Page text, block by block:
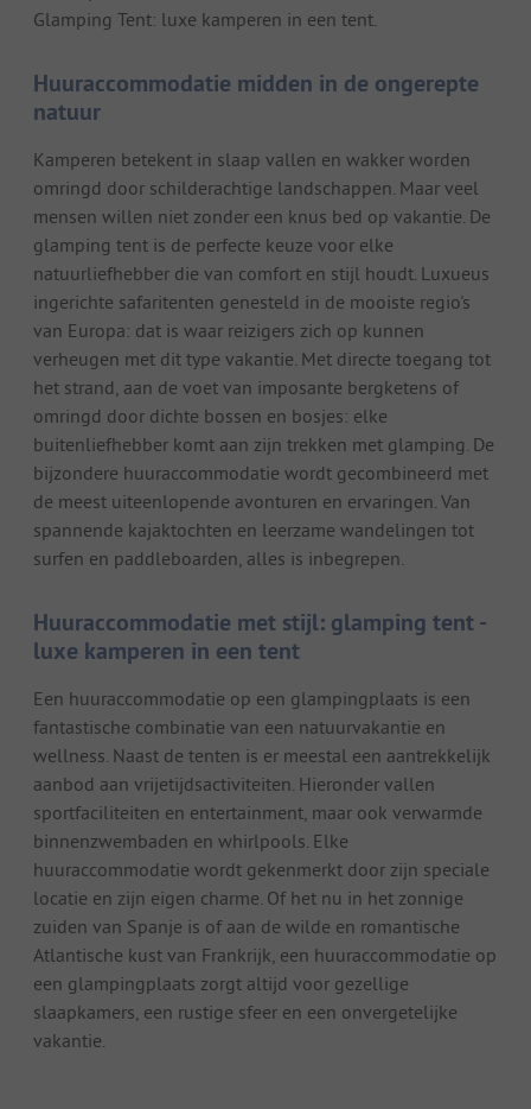
Glamping Tent: luxe kamperen in een tent.
Huuraccommodatie midden in de ongerepte
natuur
Kamperen betekent in slaap vallen en wakker worden
omringd door schilderachtige landschappen. Maar veel
mensen willen niet zonder een knus bed op vakantie. De
glamping tent is de perfecte keuze voor elke
natuurliefhebber die van comfort en stijl houdt. Luxueus
ingerichte safaritenten genesteld in de mooiste regio's
van Europa: dat is waar reizigers zich op kunnen
verheugen met dit type vakantie. Met directe toegang tot
het strand, aan de voet van imposante bergketens of
omringd door dichte bossen en bosjes: elke
buitenliefhebber komt aan zijn trekken met glamping. De
bijzondere huuraccommodatie wordt gecombineerd met
de meest uiteenlopende avonturen en ervaringen. Van
spannende kajaktochten en leerzame wandelingen tot
surfen en paddleboarden, alles is inbegrepen.
Huuraccommodatie met stijl: glamping tent -
luxe kamperen in een tent
Een huuraccommodatie op een glampingplaats is een
fantastische combinatie van een natuurvakantie en
wellness. Naast de tenten is er meestal een aantrekkelijk
aanbod aan vrijetijdsactiviteiten. Hieronder vallen
sportfaciliteiten en entertainment, maar ook verwarmde
binnenzwembaden en whirlpools. Elke
huuraccommodatie wordt gekenmerkt door zijn speciale
locatie en zijn eigen charme. Of het nu in het zonnige
zuiden van Spanje is of aan de wilde en romantische
Atlantische kust van Frankrijk, een huuraccommodatie op
een glampingplaats zorgt altijd voor gezellige
slaapkamers, een rustige sfeer en een onvergetelijke
vakantie.